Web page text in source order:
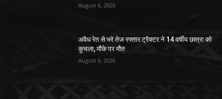
August 6, 2026
अवैध रेत से भरे तेज रफ्तार ट्रैक्टर ने 14 वर्षीय छात्रा को
कुचला, मौके पर मौत
August 6, 2026